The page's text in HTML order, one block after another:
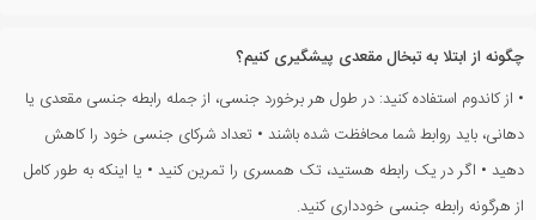
چگونه از ابتلا به تبخال مقعدی پیشگیری کنیم؟
• از کاندوم استفاده کنید: در طول هر برخورد جنسی، از جمله رابطه جنسی مقعدی یا
دهانی، باید روابط شما محافظت شده باشند • تعداد شرکای جنسی خود را کاهش
دهید • اگر در یک رابطه هستید، تک همسری را تمرین کنید • یا اینکه به طور کامل
از هرگونه رابطه جنسی خودداری کنید.